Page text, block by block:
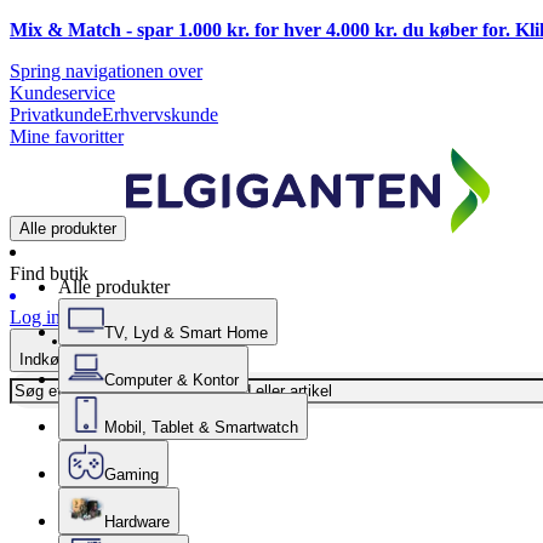
Mix & Match - spar 1.000 kr. for hver 4.000 kr. du køber for.
Spring navigationen over
Kundeservice
PrivatkundeErhvervskunde
Mine favoritter
Alle produkter
Find butik
Log ind
Indkøbskurv
Alle produkter
TV, Lyd & Smart Home
Computer & Kontor
Mobil, Tablet & Smartwatch
Gaming
Hardware